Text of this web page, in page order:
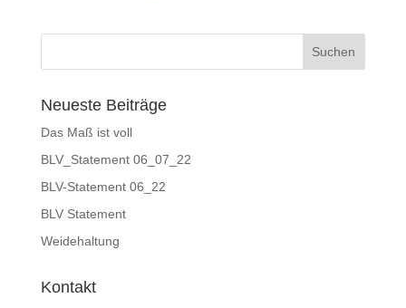
Neueste Beiträge
Das Maß ist voll
BLV_Statement 06_07_22
BLV-Statement 06_22
BLV Statement
Weidehaltung
Kontakt